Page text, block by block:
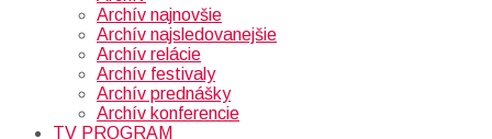
Archív najnovšie
Archív najsledovanejšie
Archív relácie
Archív festivaly
Archív prednášky
Archív konferencie
TV PROGRAM